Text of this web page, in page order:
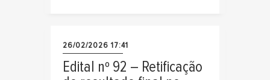
26/02/2026 17:41
Edital nº 92 – Retificação